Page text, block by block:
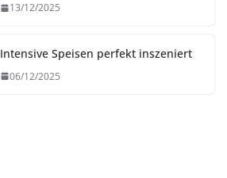
13/12/2025
Intensive Speisen perfekt inszeniert
06/12/2025